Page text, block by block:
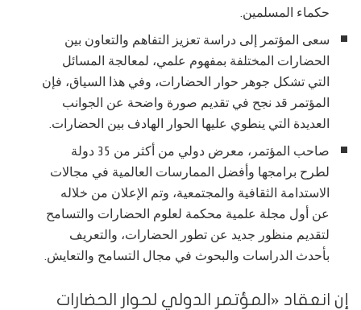
حكماء المسلمين.
سعى المؤتمر إلى دراسة تعزيز التفاهم والتعاون بين
الحضارات المختلفة بمفهوم علمي، لمعالجة المسائل
التي تشكل جوهر حوار الحضارات، وفي هذا السياق، فإن
المؤتمر قد نجح في تقديم صورة واضحة عن الجوانب
العديدة التي ينطوي عليها الحوار الهادف بين الحضارات.
صاحب المؤتمر، معرض دولي من أكثر من 35 دولة
لطرح برامجها وأفضل الممارسات العالمية في مجالات
الاستدامة الثقافية والمجتمعية، وتم الإعلان من خلاله
عن أول مجلة علمية محكمة لعلوم الحضارات والتسامح
لتقديم منظور جديد عن تطور الحضارات، والتعريف
بأحدث الدراسات والبحوث في مجال التسامح والتعايش.
إن انعقاد «المؤتمر الدولي لحوار الحضارات